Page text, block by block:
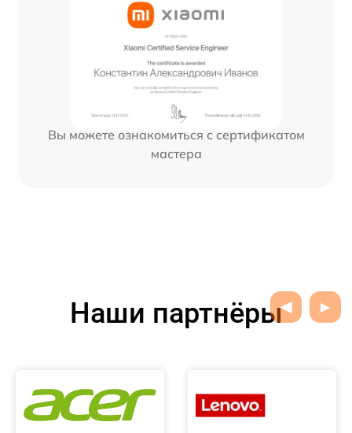
Вы можете ознакомиться с сертификатом
мастера
Наши партнёры